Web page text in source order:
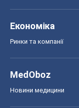
Економіка
Ринки та компанії
MedOboz
Новини медицини